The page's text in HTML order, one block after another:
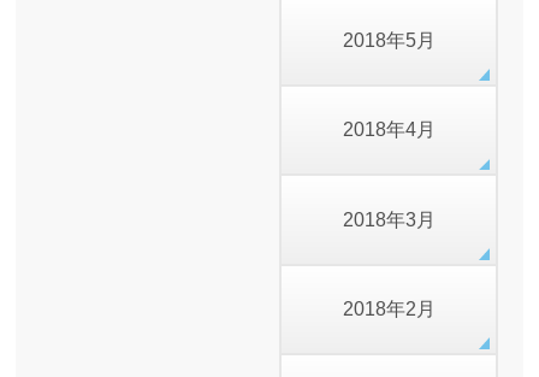
2018年5月
2018年4月
2018年3月
2018年2月